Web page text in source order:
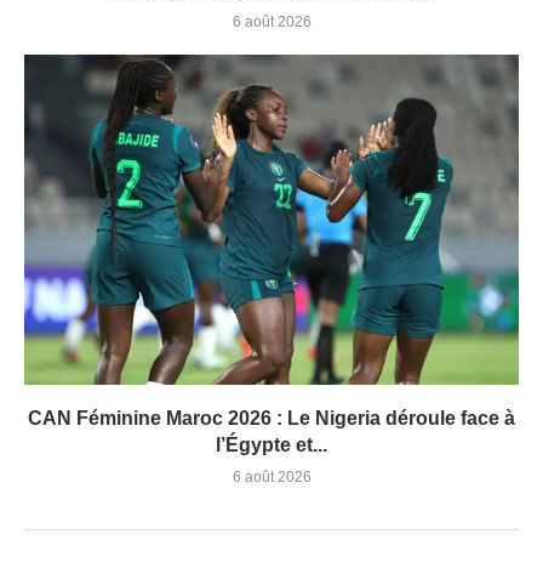
6 août 2026
CAN Féminine Maroc 2026 : Le Nigeria déroule face à
l’Égypte et...
6 août 2026